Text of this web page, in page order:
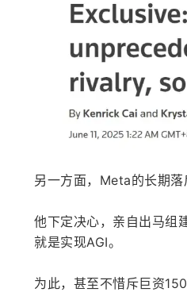
另一方面，Meta的长期落
他下定决心，亲自出马组
就是实现AGI。
为此，甚至不惜斥巨资